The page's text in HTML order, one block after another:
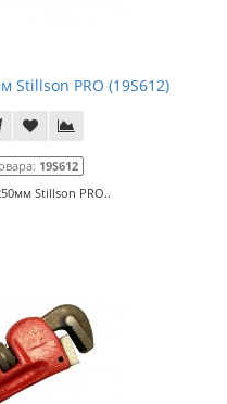
Stillson PRO (19S612)
19S612
Stillson PRO..